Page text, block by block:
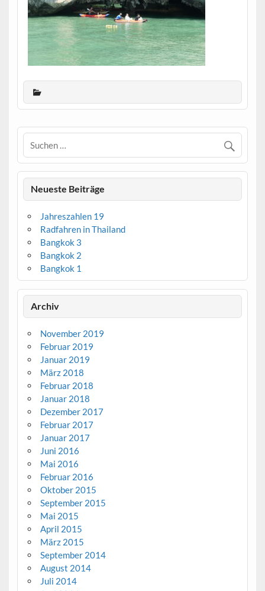
Neueste Beiträge
Jahreszahlen 19
Radfahren in Thailand
Bangkok 3
Bangkok 2
Bangkok 1
Archiv
November 2019
Februar 2019
Januar 2019
März 2018
Februar 2018
Januar 2018
Dezember 2017
Februar 2017
Januar 2017
Juni 2016
Mai 2016
Februar 2016
Oktober 2015
September 2015
Mai 2015
April 2015
März 2015
September 2014
August 2014
Juli 2014